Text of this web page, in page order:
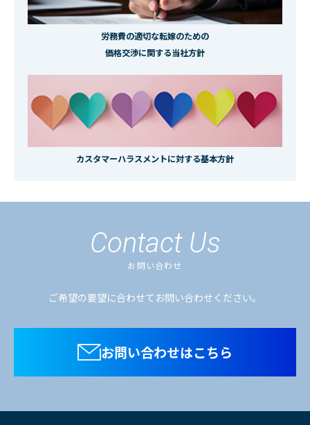
労務費の適切な転嫁のための
価格交渉に関する当社方針
カスタマーハラスメントに対する基本方針
Contact Us
お問い合わせ
ご希望の要望に合わせてお問い合わせください。
お問い合わせはこちら